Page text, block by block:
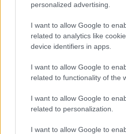
personalized advertising.
I want to allow Google to
related to analytics like
device identifiers in apps.
I want to allow Google to
related to functionality of the
I want to allow Google to
related to personalization.
I want to allow Google to
Las 100 mujeres que
la industria automotriz
Un vistazo a las mujeres que
AUTOMOVIL